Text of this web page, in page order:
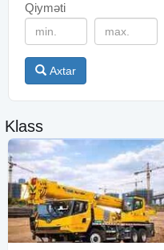
Qiyməti
Axtar
Klass